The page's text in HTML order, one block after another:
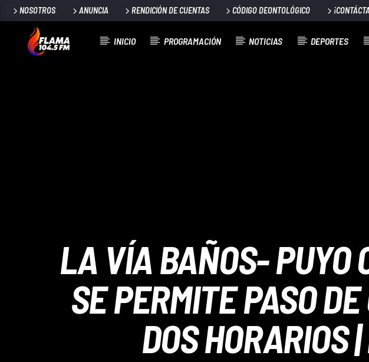
NOSOTROS ANUNCIA RENDICIÓN DE CUENTAS CÓDIGO DEONTOLÓGICO
INICIO PROGRAMACIÓN NOTICIAS DEPORTES
LA VÍA BAÑOS- PUYO
SE PERMITE PASO
DOS HORARIOS